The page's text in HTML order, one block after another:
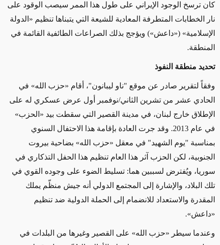
كان ترسخ الوجود الإيراني على طول هذا الممر سيصب الوقود على
نار الخطابات المتطرفة المعادية للشيعة التي يتبناها تنظيم «الدولة
الإسلامية» («داعش») ويؤجج بذلك الصراعات الطائفية القائمة في
المنطقة.
تحديد منطقة النفوذ
وفقاً لتقرير صادر عن موقع "ناو ليبانون"، أقام «حزب الله» في
الحادي عشر من تشرين الثاني/نوفمبر أول عرض عسكري له على
الإطلاق خارج لبنان، في مدينة القصير التي سقطت بيد «الحزب»
في عام 2013. وقد جرت العادة بإقامة هذا الاحتفال السنوي
بمناسبة "يوم الشهيد" في معقل «حزب الله» بضاحية بيروت
الجنوبية، لكن الحزب آثر هذا العام تنظيم هذا الحفل التذكاري في
سوريا، ويُفترض لسببين هما: تسليط الضوء على وجوده القوي في
تلك البلاد، والإشارة إلى المجتمع الدولي أنه جيش منظّم يملك
المقدرة والاستعداد للانضمام إلى الحملة الدولية ضد تنظيم
«داعش».
وعندما سيطر «حزب الله» على القصير وغيرها من البلدات في